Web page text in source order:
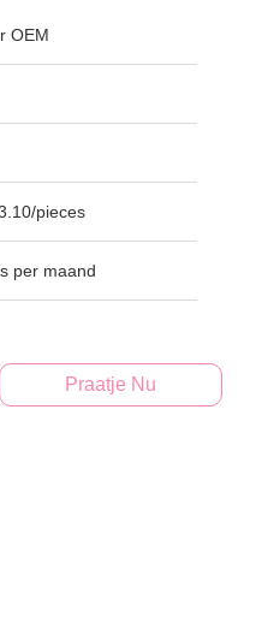
OEM
pieces
per maand
Praatje Nu